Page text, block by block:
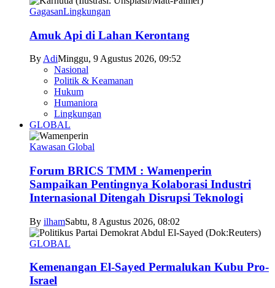
GagasanLingkungan
Amuk Api di Lahan Kerontang
By AdiMinggu, 9 Agustus 2026, 09:52
Nasional
Politik & Keamanan
Hukum
Humaniora
Lingkungan
GLOBAL
Kawasan Global
Forum BRICS TMM : Wamenperin
Sampaikan Pentingnya Kolaborasi Industri
Internasional Ditengah Disrupsi Teknologi
By ilhamSabtu, 8 Agustus 2026, 08:02
GLOBAL
Kemenangan El-Sayed Permalukan Kubu Pro-
Israel